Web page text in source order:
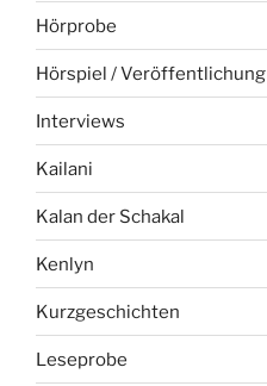
Hörprobe
Hörspiel / Veröffentlichung
Interviews
Kailani
Kalan der Schakal
Kenlyn
Kurzgeschichten
Leseprobe